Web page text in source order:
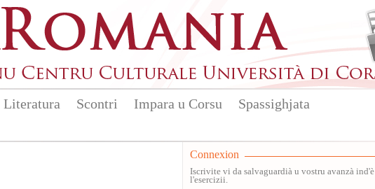
Literatura Scontri Impara u Corsu Spassighjata
Connexion
Iscrivite vi da salvaguardià u vostru avanzà ind'è
l'esercizii.